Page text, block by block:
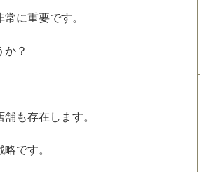
に重要です。
か？
も存在します。
です。